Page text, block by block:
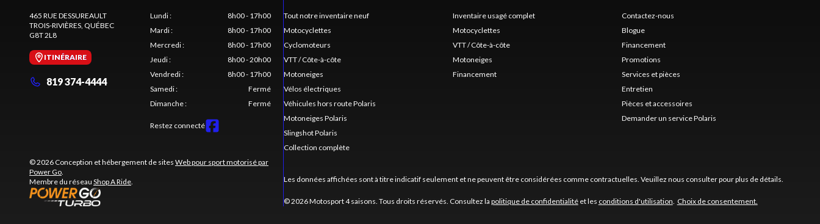
465 RUE DESSUREAULT
TROIS-RIVIÈRES , QUÉBEC
G8T 2L8
ITINÉRAIRE
819 374-4444
Lundi:
8h00 - 17h00
Mardi:
8h00 - 17h00
Mercredi:
8h00 - 17h00
Jeudi:
8h00 - 20h00
Vendredi:
8h00 - 17h00
Samedi:
Fermé
Dimanche: Fermé
Restez connecté
© 2026 Conception et hébergement de sites Web pour sport motorisé par
Power Go
Membre du réseau Shop A Ride
Tout notre inventaire neuf
Motocyclettes
Cyclomoteurs
VTT / Côte-à-côte
Motoneiges
Vélos électriques
Véhicules hors route Polaris
Motoneiges Polaris
Slingshot Polaris
Collection complète
Inventaire usagé complet
Motocyclettes
VTT / Côte-à-côte
Motoneiges
Financement
Contactez-nous
Blogue
Financement
Promotions
Services et pièces
Entretien
Pièces et accessoires
Demander un service Polaris
Les données affichées sont à titre indicatif seulement et ne peuvent être considérées comme contractuelles. Veuillez nous consulter pour plus de détails.
© 2026 Motosport 4 saisons. Tous droits réservés. Consultez la politique de confidentialitéet les conditions d'utilisation Choix de consentement.